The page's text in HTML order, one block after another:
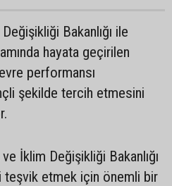
Bakanlığı ile
hayata geçirilen
performansı
şekilde tercih etmesini
İklim Değişikliği Bakanlığı
etmek için önemli bir